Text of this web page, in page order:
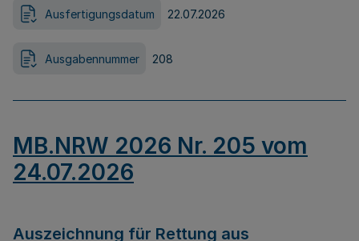
Ausfertigungsdatum 22.07.2026
Ausgabennummer 208
MB.NRW 2026 Nr. 205 vom
24.07.2026
Auszeichnung für Rettung aus